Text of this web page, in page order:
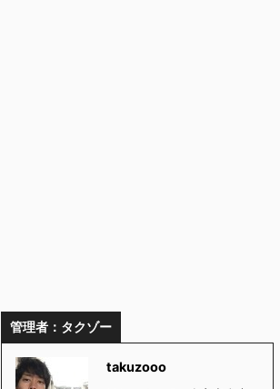
管理者：タクゾー
takuzooo